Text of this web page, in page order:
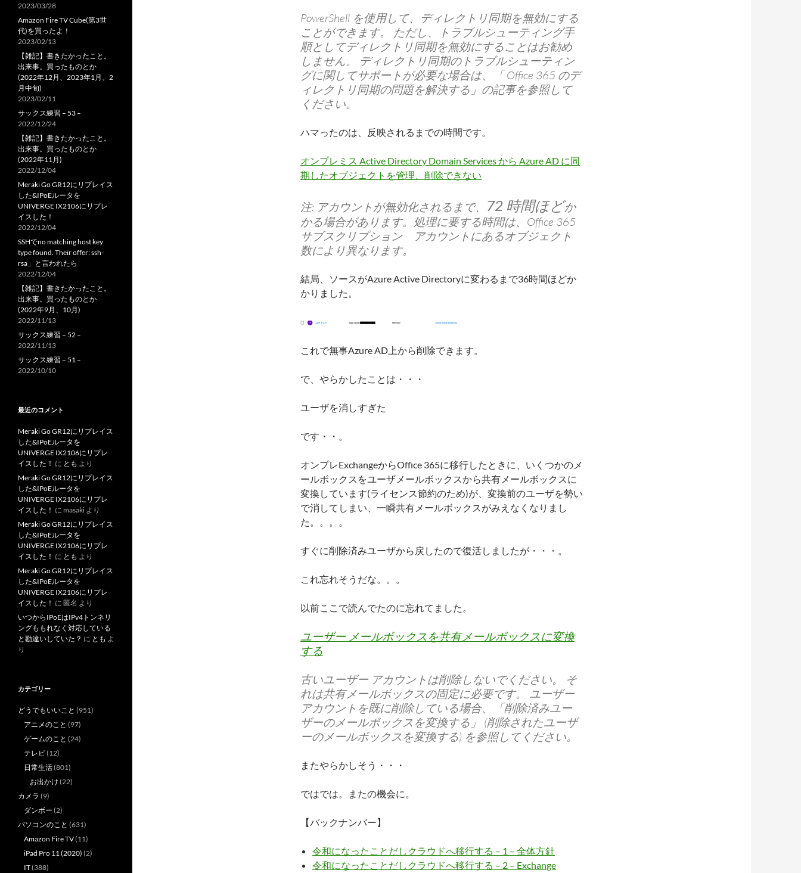
PowerShell を使用して、ディレクトリ同期を無効にする
ことができます。 ただし、トラブルシューティング手
順としてディレクトリ同期を無効にすることはお勧め
しません。 ディレクトリ同期のトラブルシューティン
グに関してサポートが必要な場合は、「 Office 365 のデ
ィレクトリ同期の問題を解決する」の記事を参照して
ください。
ハマったのは、反映されるまでの時間です。
オンプレミス Active Directory Domain Services から Azure AD に同
期したオブジェクトを管理、削除できない
注: アカウントが無効化されるまで、 72 時間ほどか
かる場合があります。処理に要する時間は、Office 365
サブスクリプション アカウントにあるオブジェクト
数により異なります。
結局、ソースがAzure Active Directoryに変わるまで36時間ほどか
かりました。
これで無事Azure AD上から削除できます。
で、やらかしたことは・・・
ユーザを消しすぎた
です・・。
オンプレExchangeからOffice 365に移行したときに、いくつかのメ
ールボックスをユーザメールボックスから共有メールボックスに
変換しています(ライセンス節約のため)が、変換前のユーザを勢い
で消してしまい、一瞬共有メールボックスがみえなくなりまし
た。。。。
すぐに削除済みユーザから戻したので復活しましたが・・・。
これ忘れそうだな。。。
以前ここで読んでたのに忘れてました。
ユーザー メールボックスを共有メールボックスに変換
する
古いユーザー アカウントは削除しないでください。 そ
れは共有メールボックスの固定に必要です。 ユーザー
アカウントを既に削除している場合、「削除済みユー
ザーのメールボックスを変換する」 (削除されたユーザ
ーのメールボックスを変換する) を参照してください。
またやらかしそう・・・
ではでは。またの機会に。
【バックナンバー】
令和になったことだしクラウドへ移行する – 1 – 全体方針
令和になったことだしクラウドへ移行する – 2 – Exchange
2023/03/28
Amazon Fire TV Cube(第3世
代)を買ったよ！
2023/02/13
【雑記】書きたかったこと。
出来事。買ったものとか
(2022年12月、2023年1月、2
月中旬)
2023/02/11
サックス練習 – 53 –
2022/12/24
【雑記】書きたかったこと。
出来事。買ったものとか
(2022年11月)
2022/12/04
Meraki Go GR12にリプレイス
した&IPoEルータを
UNIVERGE IX2106にリプレ
イスした！
2022/12/04
SSHでno matching host key
type found. Their offer: ssh-
rsa」と言われたら
2022/12/04
【雑記】書きたかったこと。
出来事。買ったものとか
(2022年9月、10月)
2022/11/13
サックス練習 – 52 –
2022/11/13
サックス練習 – 51 –
2022/10/10
最近のコメント
Meraki Go GR12にリプレイス
した&IPoEルータを
UNIVERGE IX2106にリプレ
イスした！ に とも より
Meraki Go GR12にリプレイス
した&IPoEルータを
UNIVERGE IX2106にリプレ
イスした！ に masaki より
Meraki Go GR12にリプレイス
した&IPoEルータを
UNIVERGE IX2106にリプレ
イスした！ に とも より
Meraki Go GR12にリプレイス
した&IPoEルータを
UNIVERGE IX2106にリプレ
イスした！ に 匿名 より
いつからIPoEはIPv4トンネリ
ングももれなく対応している
と勘違いしていた？ に とも よ
り
カテゴリー
どうでもいいこと (951)
アニメのこと (97)
ゲームのこと (24)
テレビ(12)
日常生活(801)
お出かけ (22)
カメラ (9)
ダンボー (2)
パソコンのこと (631)
Amazon Fire TV(11)
iPad Pro 11 (2020) (2)
IT(388)